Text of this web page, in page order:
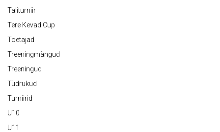
Taliturniir
Tere Kevad Cup
Toetajad
Treeningmängud
Treeningud
Tüdrukud
Turniirid
U10
U11